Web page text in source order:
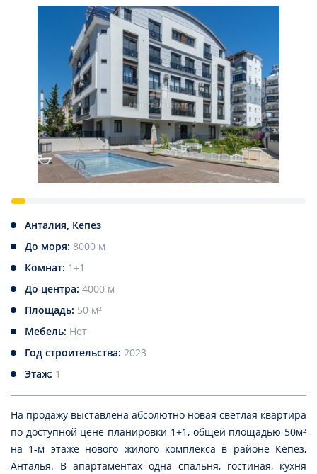
Анталия, Кепез
До моря: 8000 м
Комнат: 1+1
До центра: 4000 м
Площадь: 50 м²
Мебель: Нет
Год строительства: 2023
Этаж: 1
На продажу выставлена абсолютно новая светлая квартира
по доступной цене планировки 1+1, общей площадью 50м²
на 1-м этаже нового жилого комплекса в районе Кепез,
Анталья. В апартаментах одна спальня, гостиная, кухня